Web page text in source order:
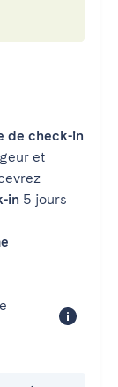
de check-in
et
in 5 jours